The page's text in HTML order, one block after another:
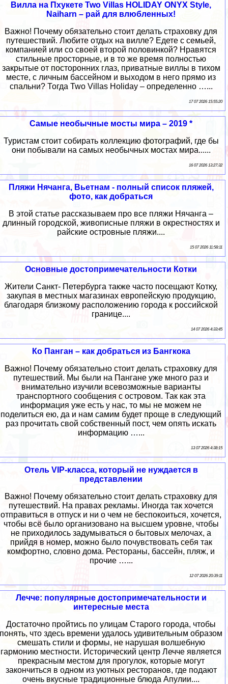
Вилла на Пхукете Two Villas HOLIDAY ONYX Style,
Naiharn – рай для влюбленных!
Важно! Почему обязательно стоит делать страховку для
путешествий. Любите отдых на вилле? Едете с семьей,
компанией или со своей второй половинкой? Нравятся
стильные просторные, и в то же время полностью
закрытые от посторонних глаз, приватные виллы в тихом
месте, с личным бассейном и выходом в него прямо из
спальни? Тогда Two Villas Holiday – определенно …...
17 07 2026 15:55:20
Самые необычные мосты мира – 2019 *
Туристам стоит собирать коллекцию фотографий, где бы
они побывали на самых необычных мостах мира......
16 07 2026 13:27:32
Пляжи Нячанга, Вьетнам - полный список пляжей,
фото, как добраться
В этой статье рассказываем про все пляжи Нячанга –
длинный городской, живописные пляжи в окрестностях и
райские островные пляжи....
15 07 2026 11:58:11
Основные достопримечательности Котки
Жители Санкт- Петербурга также часто посещают Котку,
закупая в местных магазинах европейскую продукцию,
благодаря близкому расположению города к российской
границе....
14 07 2026 4:33:45
Ко Панган – как добраться из Бангкока
Важно! Почему обязательно стоит делать страховку для
путешествий. Мы были на Пангане уже много раз и
внимательно изучили всевозможные варианты
транспортного сообщения с островом. Так как эта
информация уже есть у нас, то мы не можем не
поделиться ею, да и нам самим будет проще в следующий
раз прочитать свой собственный пост, чем опять искать
информацию …...
13 07 2026 4:38:15
Отель VIP-класса, который не нуждается в
представлении
Важно! Почему обязательно стоит делать страховку для
путешествий. На правах рекламы. Иногда так хочется
отправиться в отпуск и ни о чем не беспокоиться, хочется,
чтобы всё было организовано на высшем уровне, чтобы
не приходилось задумываться о бытовых мелочах, а
прийдя в номер, можно было почувствовать себя так
комфортно, словно дома. Рестораны, бассейн, пляж, и
прочие …...
12 07 2026 20:39:11
Лечче: популярные достопримечательности и
интересные места
Достаточно пройтись по улицам Старого города, чтобы
понять, что здесь времени удалось удивительным образом
смешать стили и формы, не нарушая волшебную
гармонию местности. Исторический центр Лечче является
прекрасным местом для прогулок, которые могут
закончиться в одном из уютных ресторанов, где подают
очень вкусные традиционные блюда Апулии....